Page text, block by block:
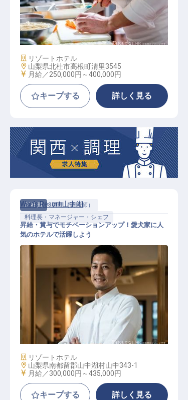
和食料理長
施設業態
リゾートホテル
勤務地
山梨県北杜市高根町清里3545
給与
月給／250,000円～400,000円
キープする 詳しく見る
正社員
調理（調理師）
料理長・マネージャー・シェフ
洋食料理長候補
Wan’s Resort 山中湖
昇給・賞与でモチベーションアップ！愛犬家に人
気のホテルで活躍しよう
施設業態
リゾートホテル
勤務地
山梨県南都留郡山中湖村山中343-1
給与
月給／300,000円～435,000円
キープする 詳しく見る